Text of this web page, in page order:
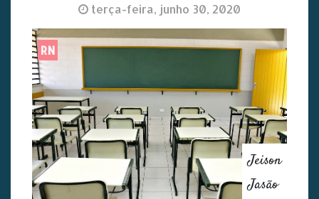
terça-feira, junho 30, 2020
RN
Jeison
Jasão